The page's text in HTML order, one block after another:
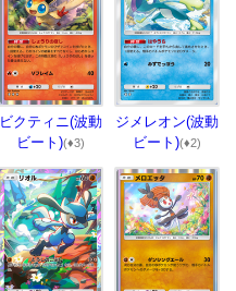
ビクティニ(波動
ビート)(♦3)
ジメレオン(波動
ビート)(♦2)